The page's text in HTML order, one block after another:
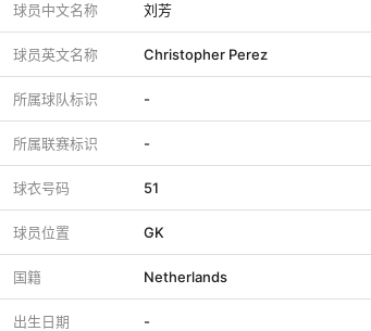
球员中文名称 刘芳
球员英文名称 Christopher Perez
所属球队标识 -
所属联赛标识 -
球衣号码 51
球员位置 GK
国籍 Netherlands
出生日期 -